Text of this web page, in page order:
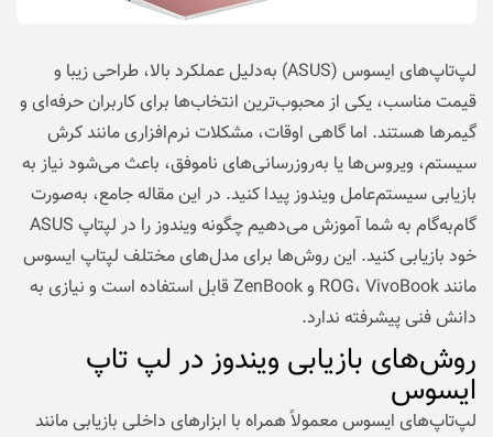
لپ‌تاپ‌های ایسوس (ASUS) به‌دلیل عملکرد بالا، طراحی زیبا و
قیمت مناسب، یکی از محبوب‌ترین انتخاب‌ها برای کاربران حرفه‌ای و
گیمرها هستند. اما گاهی اوقات، مشکلات نرم‌افزاری مانند کرش
سیستم، ویروس‌ها یا به‌روزرسانی‌های ناموفق، باعث می‌شود نیاز به
بازیابی سیستم‌عامل ویندوز پیدا کنید. در این مقاله جامع، به‌صورت
گام‌به‌گام به شما آموزش می‌دهیم چگونه ویندوز را در لپتاپ ASUS
خود بازیابی کنید. این روش‌ها برای مدل‌های مختلف لپتاپ ایسوس
مانند ROG، VivoBook و ZenBook قابل استفاده است و نیازی به
دانش فنی پیشرفته ندارد.
روش‌های بازیابی ویندوز در لپ‌ تاپ
ایسوس
لپ‌تاپ‌های ایسوس معمولاً همراه با ابزارهای داخلی بازیابی مانند